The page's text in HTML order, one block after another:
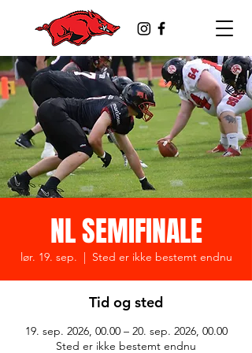
NL SEMIFINALE
lør. 19. sep.
  |
Sted er ikke bestemt endnu
Tid og sted
19. sep. 2026, 00.00 – 20. sep. 2026, 00.00
Sted er ikke bestemt endnu